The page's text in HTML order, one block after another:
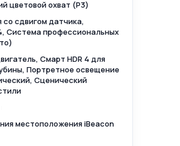
цветовой охват (P3)
сдвигом датчика,
Система профессиональных
Смарт HDR 4 для
Портретное освещение
Сценический
местоположения iBeacon